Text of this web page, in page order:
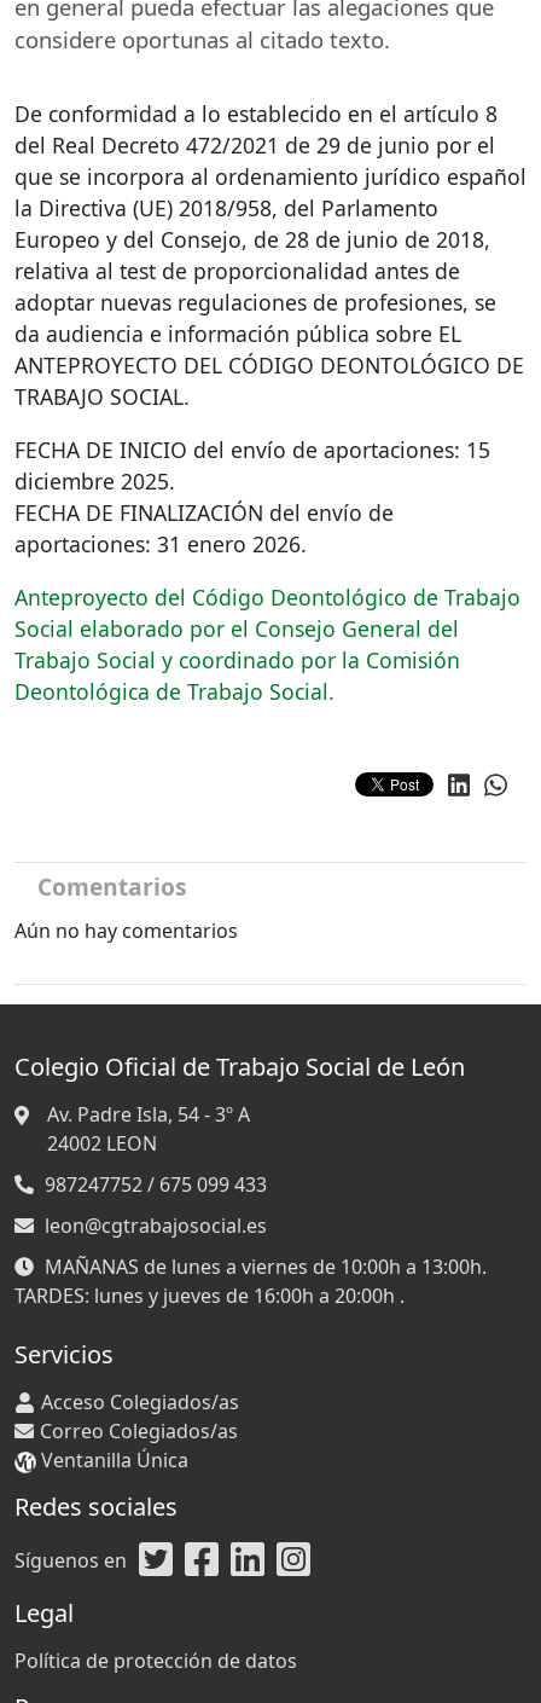
en general pueda efectuar las alegaciones que
considere oportunas al citado texto.
De conformidad a lo establecido en el artículo 8
del Real Decreto 472/2021 de 29 de junio por el
que se incorpora al ordenamiento jurídico español
la Directiva (UE) 2018/958, del Parlamento
Europeo y del Consejo, de 28 de junio de 2018,
relativa al test de proporcionalidad antes de
adoptar nuevas regulaciones de profesiones, se
da audiencia e información pública sobre EL
ANTEPROYECTO DEL CÓDIGO DEONTOLÓGICO DE
TRABAJO SOCIAL.
FECHA DE INICIO del envío de aportaciones: 15
diciembre 2025.
FECHA DE FINALIZACIÓN del envío de
aportaciones: 31 enero 2026.
Anteproyecto del Código Deontológico de Trabajo
Social elaborado por el Consejo General del
Trabajo Social y coordinado por la Comisión
Deontológica de Trabajo Social.
Comentarios
Aún no hay comentarios
Colegio Oficial de Trabajo Social de León
Av. Padre Isla, 54 - 3º A
24002 LEON
987247752 / 675 099 433
leon@cgtrabajosocial.es
MAÑANAS de lunes a viernes de 10:00h a 13:00h.
TARDES: lunes y jueves de 16:00h a 20:00h .
Servicios
Acceso Colegiados/as
Correo Colegiados/as
Ventanilla Única
Redes sociales
Síguenos en
Legal
Política de protección de datos